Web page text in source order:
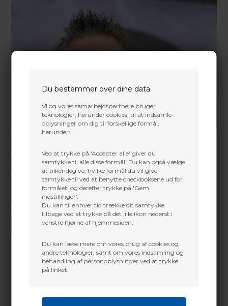
Du bestemmer over dine data
Vi og vores samarbejdspartnere bruger
teknologier, herunder cookies, til at indsamle
oplysninger om dig til forskellige formål,
herunder:
Ved at trykke på 'Accepter alle' giver du
samtykke til alle disse formål. Du kan også vælge
at tilkendegive, hvilke formål du vil give
samtykke til ved at benytte checkboksene ud for
formålet, og derefter trykke på 'Gem
indstillinger'.
Du kan til enhver tid trække dit samtykke
tilbage ved at trykke på det lille ikon nederst i
venstre hjørne af hjemmesiden.
Du kan læse mere om vores brug af cookies og
andre teknologier, samt om vores indsamling og
behandling af personoplysninger ved at trykke
på linket.
Vi gør vores bedste for at besvare alle henvendelser indenfor 24 timer.
SEND SPØRGSMÅL